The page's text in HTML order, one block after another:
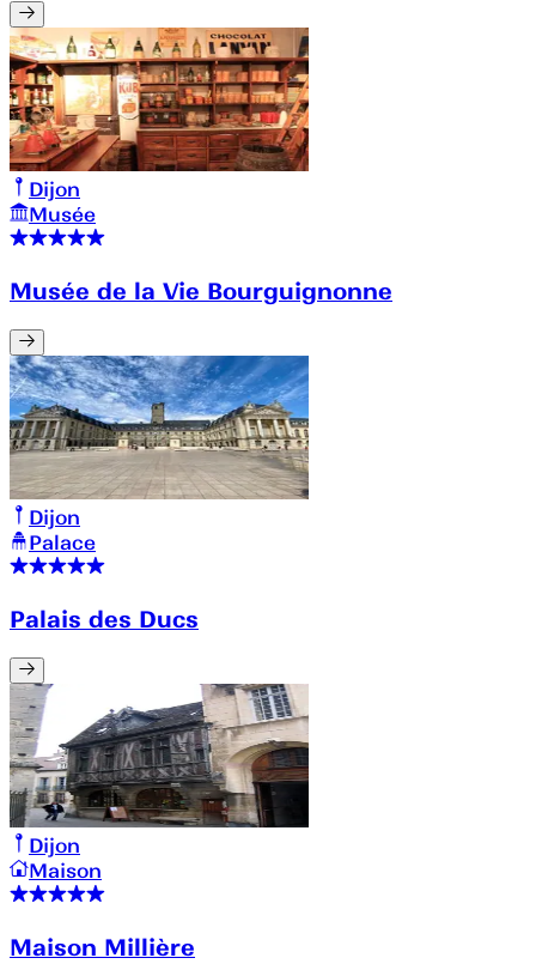
Dijon
Musée
Musée de la Vie Bourguignonne
Dijon
Palace
Palais des Ducs
Dijon
Maison
Maison Millière